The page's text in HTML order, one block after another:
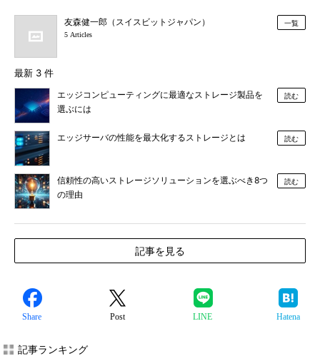
友森健一郎（スイスビットジャパン）
5 Articles
一覧
最新 3 件
エッジコンピューティングに最適なストレージ製品を
選ぶには
読む
エッジサーバの性能を最大化するストレージとは 読む
信頼性の高いストレージソリューションを選ぶべき8つ
の理由
読む
記事を見る
Share Post LINE Hatena
記事ランキング